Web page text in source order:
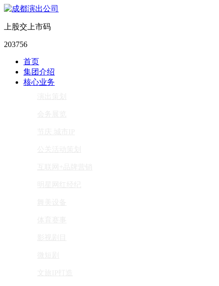
上股交上市码
203756
首页
集团介绍
核心业务